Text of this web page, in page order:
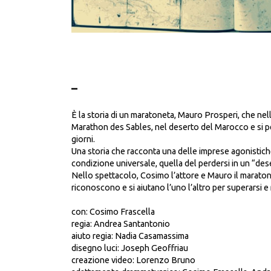
È la storia di un maratoneta, Mauro Prosperi, che
Marathon des Sables, nel deserto del Marocco e si
giorni.
Una storia che racconta una delle imprese
condizione universale, quella del perdersi in un
Nello spettacolo, Cosimo l’attore e Mauro il
riconoscono e si aiutano l’uno l’altro per superarsi e
con: Cosimo Frascella
regia: Andrea Santantonio
aiuto regia: Nadia Casamassima
disegno luci: Joseph Geoffriau
creazione video: Lorenzo Bruno